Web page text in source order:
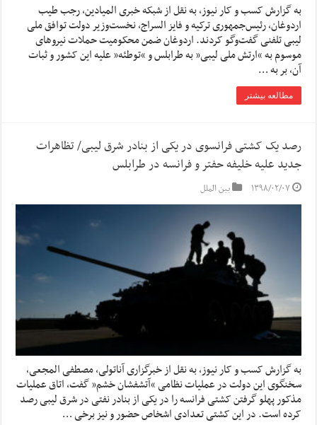
به گزارش کسب و کار نیوز، به نقل از شبکه خبری المیادین، رجب طیب
اردوغان، رئیس‌جمهوری ترکیه و فایز السراج، نخست‌وزیر دولت توافق ملی
لیبی تلفنی گفت‌وگو کردند. اردوغان ضمن محکومیت حملات نیروهای
موسوم به “ارتش ملی لیبی” به طرابلس و “توطئه” علیه این کشور و ثبات
آن، بر به …
مطالعه بیشتر
رصد یک کشتی فرانسوی در یکی از بنادر شرق لیبی/ تظاهرات
جدید علیه خلیفه حفتر و فرانسه در طرابلس
۱۳۹۸/۰۲/۰۷ بین الملل
به گزارش کسب و کار نیوز، به نقل از خبرگزاری آناتولی، مصطفی المجعی،
سخنگوی این دولت در عملیات نظامی “آتشفشان خشم” گفت، اتاق عملیات
مذکور پهلو گرفتن کشتی فرانسه را در یکی از بنادر نفتی در شرق لیبی رصد
کرده است. در این کشتی تعدادی اشخاص حضور و نیز برخی …